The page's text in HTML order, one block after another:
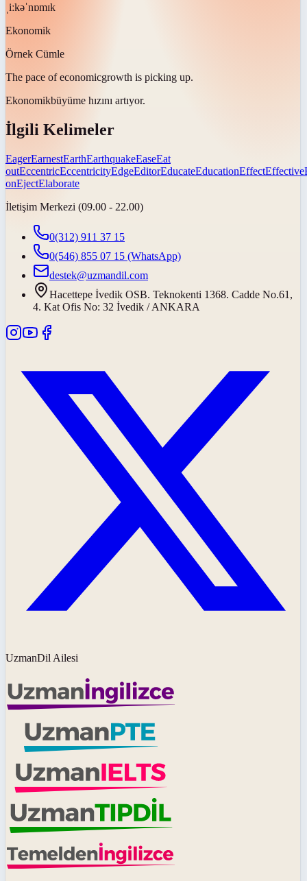
ˌiːkəˈnɒmɪk
Ekonomik
Örnek Cümle
The pace of economicgrowth is picking up.
Ekonomikbüyüme hızını artıyor.
İlgili Kelimeler
EagerEarnestEarthEarthquakeEaseEat
outEccentricEccentricityEdgeEditorEducateEducationEffectEffective
onEjectElaborate
İletişim Merkezi (09.00 - 22.00)
0(312) 911 37 15
0(546) 855 07 15 (WhatsApp)
destek@uzmandil.com
Hacettepe İvedik OSB. Teknokenti 1368. Cadde No.61,
4. Kat Ofis No: 32 İvedik / ANKARA
UzmanDil Ailesi